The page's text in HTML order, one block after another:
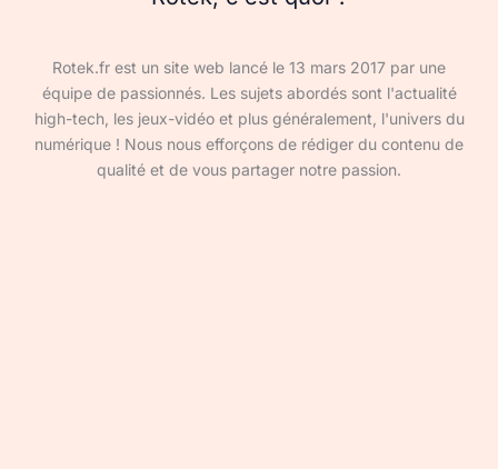
Rotek.fr est un site web lancé le 13 mars 2017 par une
équipe de passionnés. Les sujets abordés sont l'actualité
high-tech, les jeux-vidéo et plus généralement, l'univers du
numérique ! Nous nous efforçons de rédiger du contenu de
qualité et de vous partager notre passion.